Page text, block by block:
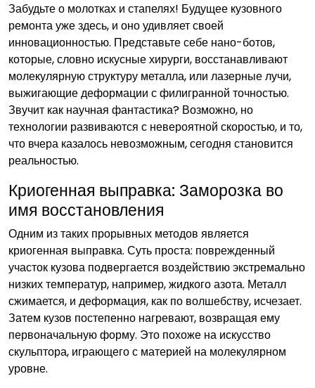
Забудьте о молотках и стапелях! Будущее кузовного
ремонта уже здесь, и оно удивляет своей
инновационностью. Представьте себе нано-ботов,
которые, словно искусные хирурги, восстанавливают
молекулярную структуру металла, или лазерные лучи,
выжигающие деформации с филигранной точностью.
Звучит как научная фантастика? Возможно, но
технологии развиваются с невероятной скоростью, и то,
что вчера казалось невозможным, сегодня становится
реальностью.
Криогенная выправка: Заморозка во
имя восстановления
Одним из таких прорывных методов является
криогенная выправка. Суть проста: поврежденный
участок кузова подвергается воздействию экстремально
низких температур, например, жидкого азота. Металл
сжимается, и деформация, как по волшебству, исчезает.
Затем кузов постепенно нагревают, возвращая ему
первоначальную форму. Это похоже на искусство
скульптора, играющего с материей на молекулярном
уровне.